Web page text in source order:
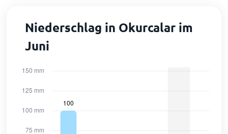
Niederschlag in Okurcalar im
Juni